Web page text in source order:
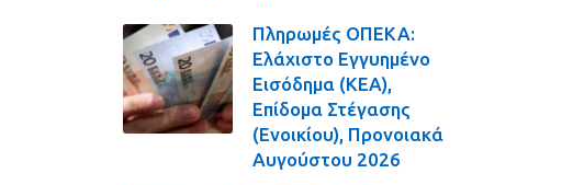
Πληρωμές ΟΠΕΚΑ:
Ελάχιστο Εγγυημένο
Εισόδημα (ΚΕΑ),
Επίδομα Στέγασης
(Ενοικίου), Προνοιακά
Αυγούστου 2026